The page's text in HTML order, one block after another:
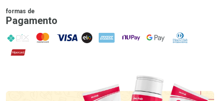
formas de
Pagamento
PIX MasterCard
VISA ELO AMEX NuPay Google PayDiners Club
Hipercard
Promoção em Destaque